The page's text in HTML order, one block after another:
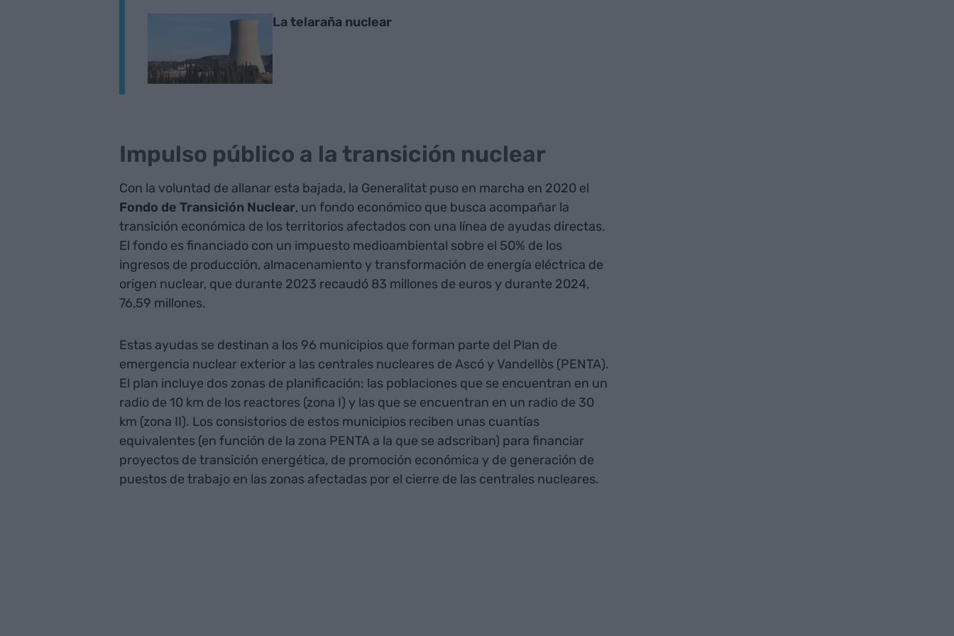
La telaraña nuclear
Impulso público a la transición nuclear
Con la voluntad de allanar esta bajada, la Generalitat puso en marcha en 2020 el
Fondo de Transición Nuclear, un fondo económico que busca acompañar la
transición económica de los territorios afectados con una línea de ayudas directas.
El fondo es financiado con un impuesto medioambiental sobre el 50% de los
ingresos de producción, almacenamiento y transformación de energía eléctrica de
origen nuclear, que durante 2023 recaudó 83 millones de euros y durante 2024,
76,59 millones.
Estas ayudas se destinan a los 96 municipios que forman parte del Plan de
emergencia nuclear exterior a las centrales nucleares de Ascó y Vandellòs (PENTA).
El plan incluye dos zonas de planificación: las poblaciones que se encuentran en un
radio de 10 km de los reactores (zona I) y las que se encuentran en un radio de 30
km (zona II). Los consistorios de estos municipios reciben unas cuantías
equivalentes (en función de la zona PENTA a la que se adscriban) para financiar
proyectos de transición energética, de promoción económica y de generación de
puestos de trabajo en las zonas afectadas por el cierre de las centrales nucleares.